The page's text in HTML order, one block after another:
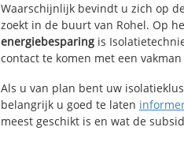
Waarschijnlijk bevindt u zich op
zoekt in de buurt van Rohel. Op
energiebesparing is
contact te komen met een
Als u van plan bent uw
belangrijk u goed te laten
meest geschikt is en wat de